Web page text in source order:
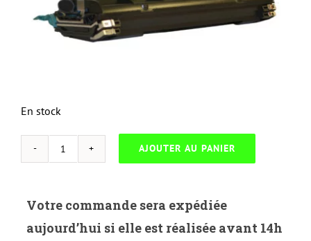
En stock
quantité
L.746AH-
LEXMARK
AJOUTER AU PANIER
Votre commande sera expédiée
aujourd’hui si elle est réalisée avant 14h